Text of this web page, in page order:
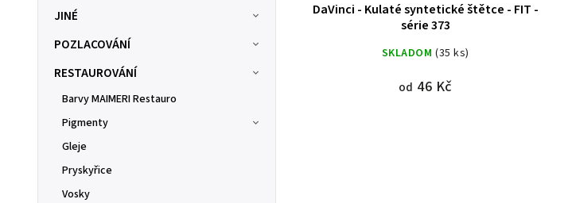
JINÉ
POZLACOVÁNÍ
RESTAUROVÁNÍ
Barvy MAIMERI Restauro
Pigmenty
Gleje
Pryskyřice
Vosky
DaVinci - Kulaté syntetické štětce - FIT -
série 373
SKLADOM (35 ks)
od 46 Kč